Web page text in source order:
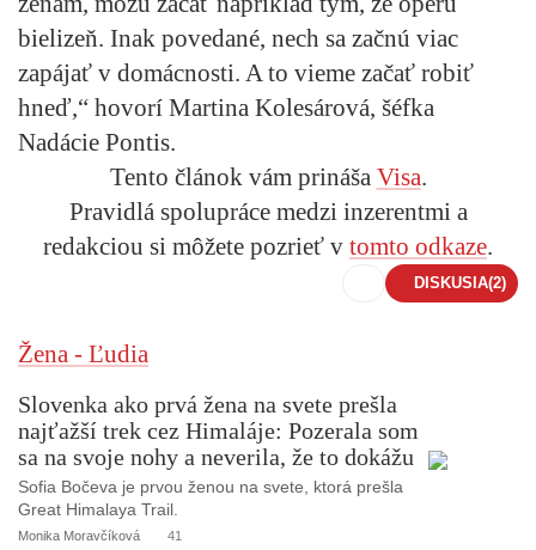
bielizeň. Inak povedané, nech sa začnú viac
zapájať v domácnosti. A to vieme začať robiť
hneď,“ hovorí Martina Kolesárová, šéfka
Nadácie Pontis.
Tento článok vám prináša Visa.
Pravidlá spolupráce medzi inzerentmi a
redakciou si môžete pozrieť v tomto odkaze.
DISKUSIA(2)
Žena - Ľudia
Slovenka ako prvá žena na svete prešla
najťažší trek cez Himaláje: Pozerala som
sa na svoje nohy a neverila, že to dokážu
Sofia Bočeva je prvou ženou na svete, ktorá prešla
Great Himalaya Trail.
Monika Moravčíková 41